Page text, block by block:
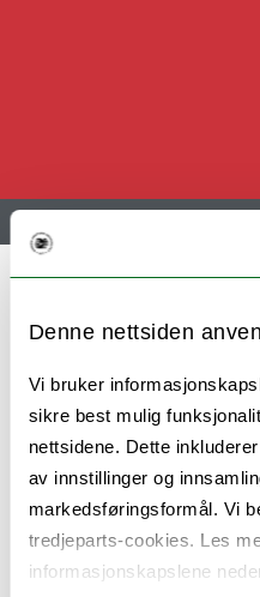
Denne nettsiden
Vi bruker
sikre best mulig
nettsidene. Dette
av innstillinger og
markedsføringsformål. Vi
tredjeparts-cookies. Les
informasjonskapslene
Det er etablert ei
innspill gjennom hele
Referansegruppa skal